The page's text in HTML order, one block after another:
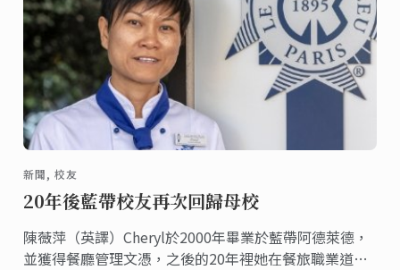
新聞, 校友
20年後藍帶校友再次回歸母校
陳薇萍（英譯）Cheryl於2000年畢業於藍帶阿德萊德，
並獲得餐廳管理文憑，之後的20年裡她在餐旅職業道路